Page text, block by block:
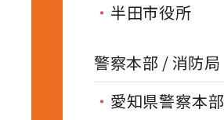
半田市役所
警察本部 / 消防局
愛知県警察本部